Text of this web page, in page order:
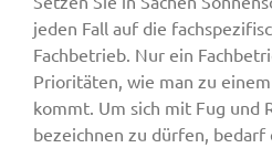
jeden Fall auf die
Fachbetrieb. Nur ein
Prioritäten, wie man zu
kommt. Um sich mit Fug und
bezeichnen zu dürfen,